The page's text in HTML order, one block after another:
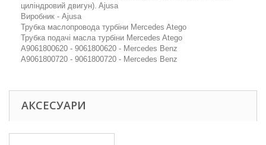
циліндровий двигун). Ajusa
Виробник - Ajusa
Трубка маслопровода турбіни Mercedes Atego
Трубка подачі масла турбіни Mercedes Atego
A9061800620 - 9061800620 - Mercedes Benz
A9061800720 - 9061800720 - Mercedes Benz
АКСЕСУАРИ